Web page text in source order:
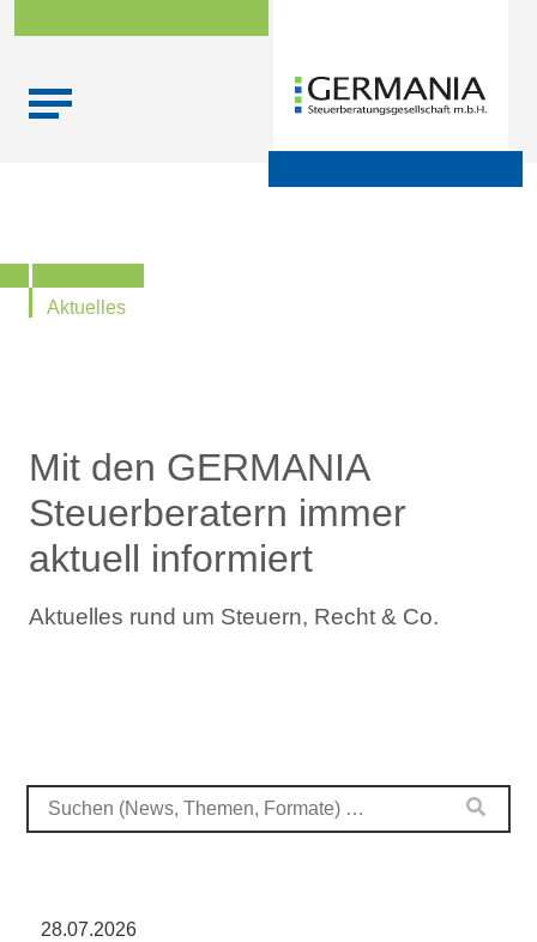
Skip
Wirtschaftsprüfung und Finanzen
Aktuelles
Mit den GERMANIA
Steuerberatern immer
aktuell informiert
Aktuelles rund um Steuern, Recht & Co.
28.07.2026